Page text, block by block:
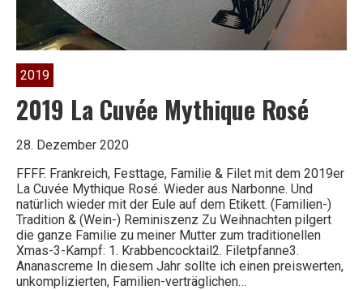
kurz
für
schlechten
Wein
2019
2019 La Cuvée Mythique Rosé
28. Dezember 2020
FFFF. Frankreich, Festtage, Familie & Filet mit dem 2019er
La Cuvée Mythique Rosé. Wieder aus Narbonne. Und
natürlich wieder mit der Eule auf dem Etikett. (Familien-)
Tradition & (Wein-) Reminiszenz Zu Weihnachten pilgert
die ganze Familie zu meiner Mutter zum traditionellen
Xmas-3-Kampf: 1. Krabbencocktail2. Filetpfanne3.
Ananascreme In diesem Jahr sollte ich einen preiswerten,
unkomplizierten, Familien-verträglichen…